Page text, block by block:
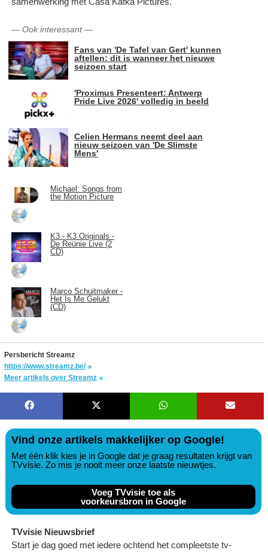
— Ook interessant—
Fans van 'De Tafel van Gert' kunnen
aftellen: dit is wanneer het nieuwe
seizoen start
'Proximus Presenteert: Antwerp
Pride Live 2026' volledig in beeld
Celien Hermans neemt deel aan
nieuw seizoen van 'De Slimste
Mens'
Michael: Songs from
the Motion Picture
K3 - K3 Originals -
De Reünie Live (2
CD)
Marco Schuitmaker -
Het Is Me Gelukt
(CD)
Persbericht Streamz
https://www.streamz.be/
Meer artikels over Streamz
Vind onze artikels makkelijker op Google!
Met één klik kies je in Google dat je graag resultaten krijgt van
TVvisie. Zo mis je nooit meer onze laatste nieuwtjes.
Voeg TVvisie toe als
voorkeursbron in Google
TVvisie Nieuwsbrief
Start je dag goed met iedere ochtend het compleetste tv-